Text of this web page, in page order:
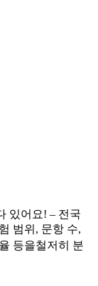
있어요! – 전국
범위, 문항 수,
등을철저히 분